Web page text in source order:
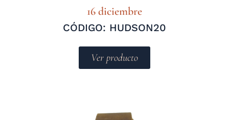
16 diciembre
CÓDIGO: HUDSON20
Ver producto